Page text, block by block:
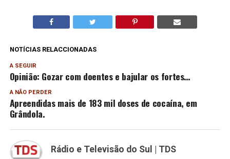
NOTÍCIAS RELACCIONADAS
A SEGUIR
Opinião: Gozar com doentes e bajular os fortes…
A NÃO PERDER
Apreendidas mais de 183 mil doses de cocaína, em
Grândola.
Rádio e Televisão do Sul | TDS